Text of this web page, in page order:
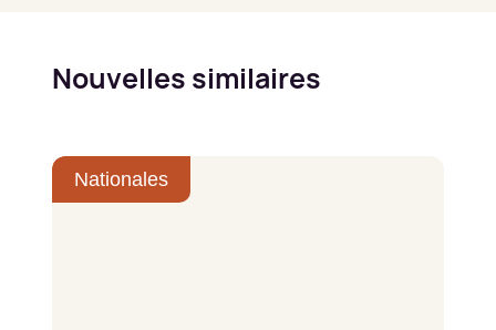
Nouvelles similaires
Nationales